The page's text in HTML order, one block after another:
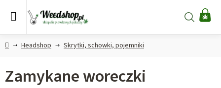
Szukaj
HomeHeadshop Skrytki, schowki, pojemniki
Zamykane woreczki